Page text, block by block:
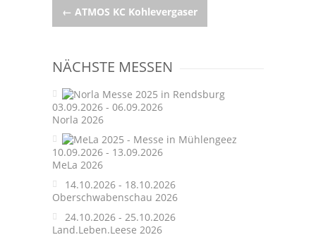
Post
← ATMOS KC Kohlevergaser
NÄCHSTE MESSEN
03.09.2026 - 06.09.2026
Norla 2026
10.09.2026 - 13.09.2026
MeLa 2026
14.10.2026 - 18.10.2026
Oberschwabenschau 2026
24.10.2026 - 25.10.2026
Land.Leben.Leese 2026